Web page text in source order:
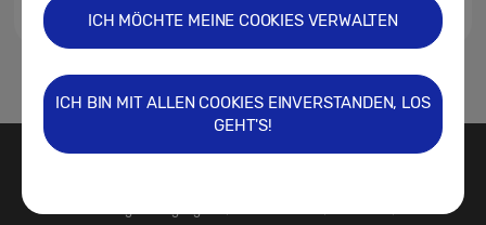
ICH MÖCHTE MEINE COOKIES VERWALTEN
ICH BIN MIT ALLEN COOKIES EINVERSTANDEN, LOS
GEHT'S!